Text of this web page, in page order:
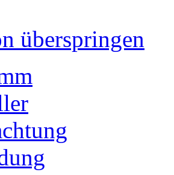
überspringen